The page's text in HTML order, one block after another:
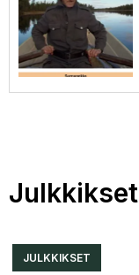
Julkkikset
JULKKIKSET